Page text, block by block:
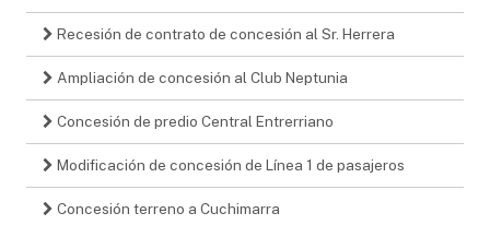
Recesión de contrato de concesión al Sr. Herrera
Ampliación de concesión al Club Neptunia
Concesión de predio Central Entrerriano
Modificación de concesión de Línea 1 de pasajeros
Concesión terreno a Cuchimarra